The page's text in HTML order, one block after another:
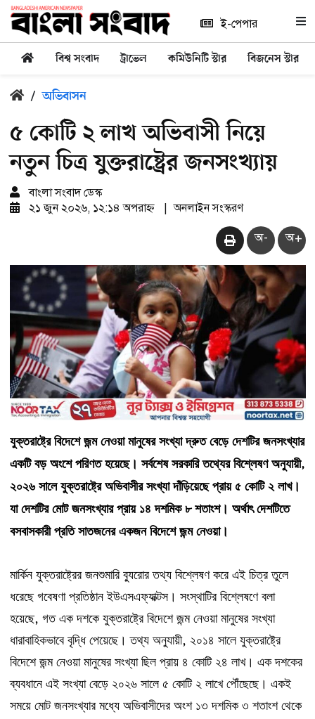
ই-পেপার
বিশ্ব সংবাদ ট্রাভেল কমিউনিটি স্টার বিজনেস স্টার
/ অভিবাসন
৫ কোটি ২ লাখ অভিবাসী নিয়ে
নতুন চিত্র যুক্তরাষ্ট্রের জনসংখ্যায়
বাংলা সংবাদ ডেস্ক
২১ জুন ২০২৬, ১২:১৪ অপরাহ্ন
অনলাইন সংস্করণ
অ- অ+
যুক্তরাষ্ট্রে বিদেশে জন্ম নেওয়া মানুষের সংখ্যা দ্রুত বেড়ে দেশটির জনসংখ্যার
একটি বড় অংশে পরিণত হয়েছে। সর্বশেষ সরকারি তথ্যের বিশ্লেষণ অনুযায়ী,
২০২৬ সালে যুক্তরাষ্ট্রে অভিবাসীর সংখ্যা দাঁড়িয়েছে প্রায় ৫ কোটি ২ লাখ।
যা দেশটির মোট জনসংখ্যার প্রায় ১৪ দশমিক ৮ শতাংশ। অর্থাৎ দেশটিতে
বসবাসকারী প্রতি সাতজনের একজন বিদেশে জন্ম নেওয়া।
মার্কিন যুক্তরাষ্ট্রের জনশুমারি ব্যুরোর তথ্য বিশ্লেষণ করে এই চিত্র তুলে
ধরেছে গবেষণা প্রতিষ্ঠান ইউএসএফ্যাক্টস। সংস্থাটির বিশ্লেষণে বলা
হয়েছে, গত এক দশকে যুক্তরাষ্ট্রে বিদেশে জন্ম নেওয়া মানুষের সংখ্যা
ধারাবাহিকভাবে বৃদ্ধি পেয়েছে। তথ্য অনুযায়ী, ২০১৪ সালে যুক্তরাষ্ট্রে
বিদেশে জন্ম নেওয়া মানুষের সংখ্যা ছিল প্রায় ৪ কোটি ২৪ লাখ। এক দশকের
ব্যবধানে এই সংখ্যা বেড়ে ২০২৬ সালে ৫ কোটি ২ লাখে পৌঁছেছে। একই
সময়ে মোট জনসংখ্যার মধ্যে অভিবাসীদের অংশ ১৩ দশমিক ৩ শতাংশ থেকে